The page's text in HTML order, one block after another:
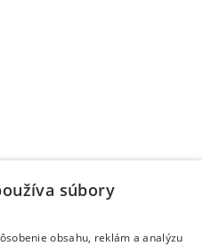
súbory
obsahu, reklám a analýzu